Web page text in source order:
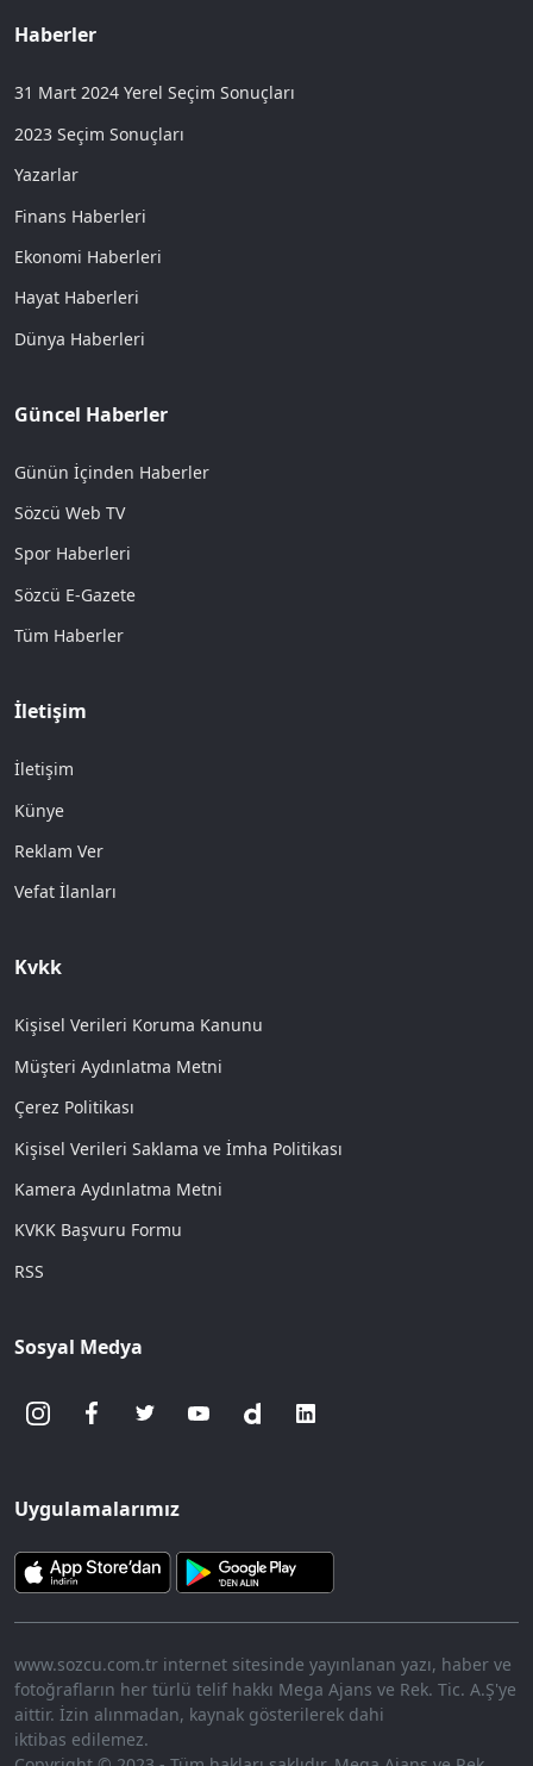
Haberler
31 Mart 2024 Yerel Seçim Sonuçları
2023 Seçim Sonuçları
Yazarlar
Finans Haberleri
Ekonomi Haberleri
Hayat Haberleri
Dünya Haberleri
Güncel Haberler
Günün İçinden Haberler
Sözcü Web TV
Spor Haberleri
Sözcü E-Gazete
Tüm Haberler
İletişim
İletişim
Künye
Reklam Ver
Vefat İlanları
Kvkk
Kişisel Verileri Koruma Kanunu
Müşteri Aydınlatma Metni
Çerez Politikası
Kişisel Verileri Saklama ve İmha Politikası
Kamera Aydınlatma Metni
KVKK Başvuru Formu
RSS
Sosyal Medya
Uygulamalarımız
www.sozcu.com.tr internet sitesinde yayınlanan yazı, haber ve
fotoğrafların her türlü telif hakkı Mega Ajans ve Rek. Tic. A.Ş'ye
aittir. İzin alınmadan, kaynak gösterilerek dahi
iktibas edilemez.